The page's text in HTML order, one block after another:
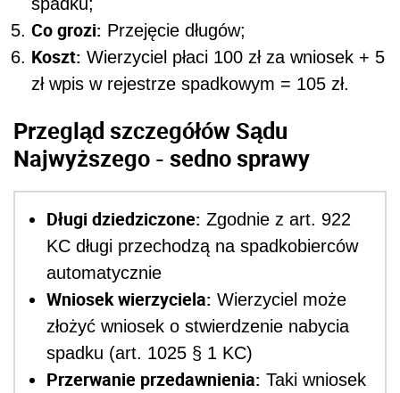
Co grozi: Przejęcie długów;
Koszt: Wierzyciel płaci 100 zł za wniosek + 5
zł wpis w rejestrze spadkowym = 105 zł.
Przegląd szczegółów Sądu
Najwyższego - sedno sprawy
Długi dziedziczone: Zgodnie z art. 922
KC długi przechodzą na spadkobierców
automatycznie
Wniosek wierzyciela: Wierzyciel może
złożyć wniosek o stwierdzenie nabycia
spadku (art. 1025 § 1 KC)
Przerwanie przedawnienia: Taki wniosek